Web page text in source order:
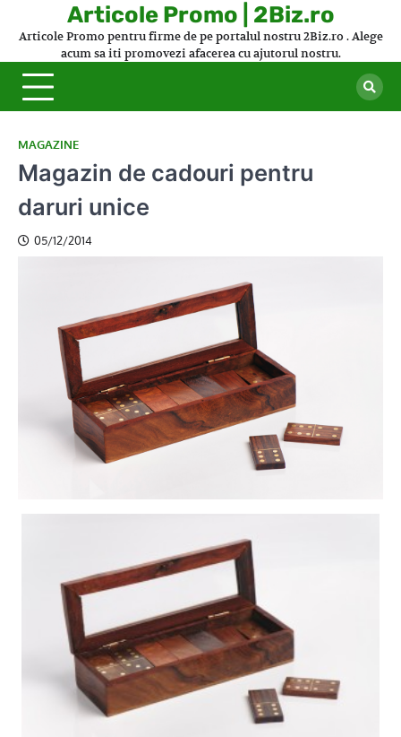
Articole Promo | 2Biz.ro
Articole Promo pentru firme de pe portalul nostru 2Biz.ro . Alege
acum sa iti promovezi afacerea cu ajutorul nostru.
MAGAZINE
Magazin de cadouri pentru
daruri unice
05/12/2014